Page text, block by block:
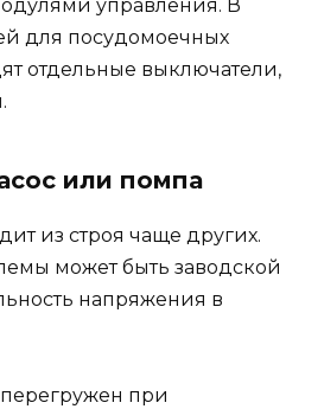
управления. В
для посудомоечных
отдельные выключатели,
или помпа
из строя чаще других.
может быть заводской
напряжения в
при